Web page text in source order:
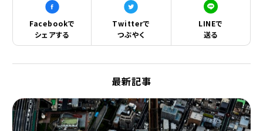
Facebookで
シェアする
Twitterで
つぶやく
LINEで
送る
最新記事